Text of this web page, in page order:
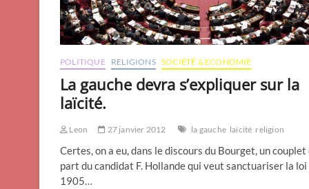
POLITIQUE RELIGIONS SOCIÉTÉ & ECONOMIE
La gauche devra s’expliquer sur la
laïcité.
Leon 27 janvier 2012 la gauche laïcité religion
Certes, on a eu, dans le discours du Bourget, un couplet
part du candidat F. Hollande qui veut sanctuariser la loi
1905…